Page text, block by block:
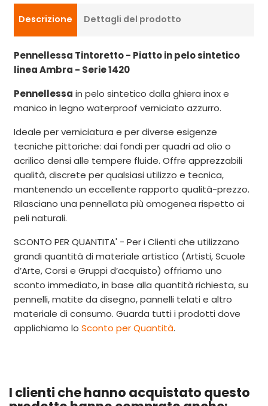
Descrizione Dettagli del prodotto
Pennellessa Tintoretto - Piatto in pelo sintetico
linea Ambra - Serie 1420
Pennellessa in pelo sintetico dalla ghiera inox e
manico in legno waterproof verniciato azzurro.
Ideale per verniciatura e per diverse esigenze
tecniche pittoriche: dai fondi per quadri ad olio o
acrilico densi alle tempere fluide. Offre apprezzabili
qualità, discrete per qualsiasi utilizzo e tecnica,
mantenendo un eccellente rapporto qualità-prezzo.
Rilasciano una pennellata più omogenea rispetto ai
peli naturali.
SCONTO PER QUANTITA' - Per i Clienti che utilizzano
grandi quantità di materiale artistico (Artisti, Scuole
d’Arte, Corsi e Gruppi d’acquisto) offriamo uno
sconto immediato, in base alla quantità richiesta, su
pennelli, matite da disegno, pannelli telati e altro
materiale di consumo. Guarda tutti i prodotti dove
applichiamo lo Sconto per Quantità.
I clienti che hanno acquistato questo